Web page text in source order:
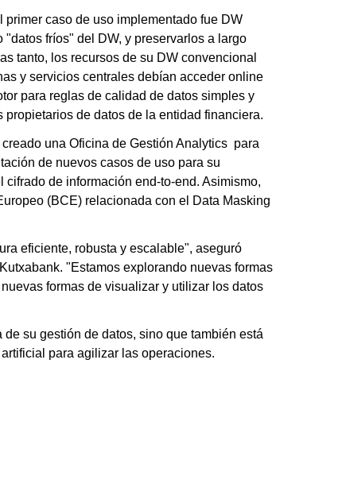
caso de uso implementado fue DW
fríos" del DW, y preservarlos a largo
tanto, los recursos de su DW convencional
y servicios centrales debían acceder online
para reglas de calidad de datos simples y
de datos de la entidad financiera.
una Oficina de Gestión Analytics para
de nuevos casos de uso para su
de información end-to-end. Asimismo,
(BCE) relacionada con el Data Masking
eficiente, robusta y escalable", aseguró
"Estamos explorando nuevas formas
formas de visualizar y utilizar los datos
su gestión de datos, sino que también está
para agilizar las operaciones.